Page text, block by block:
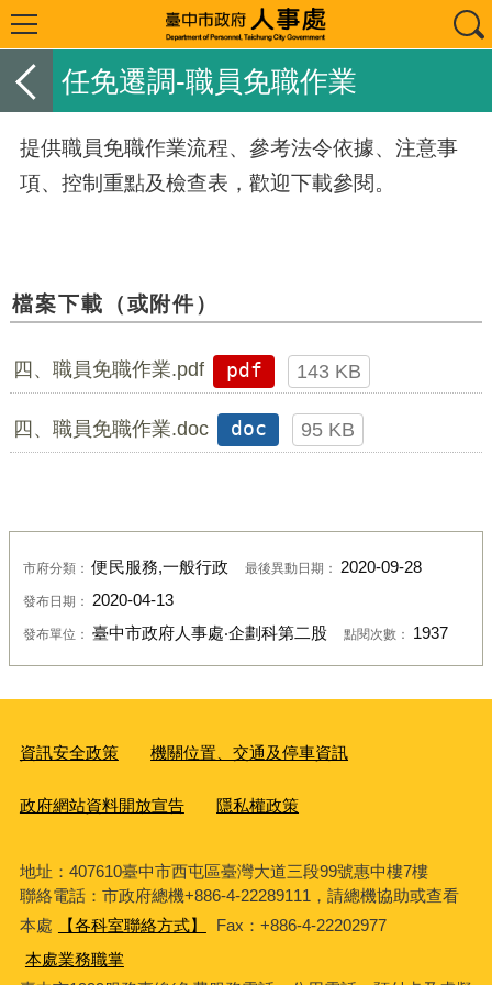
任免遷調-職員免職作業
提供職員免職作業流程、參考法令依據、注意事
項、控制重點及檢查表，歡迎下載參閱。
檔案下載（或附件）
四、職員免職作業.pdf pdf 143 KB
四、職員免職作業.doc doc 95 KB
市府分類：便民服務,一般行政 最後異動日期： 2020-09-28
發布日期： 2020-04-13
發布單位： 臺中市政府人事處‧企劃科第二股 點閱次數： 1937
資訊安全政策 機關位置、交通及停車資訊
政府網站資料開放宣告 隱私權政策
地址：407610臺中市西屯區臺灣大道三段99號惠中樓7樓
聯絡電話：市政府總機+886-4-22289111，請總機協助或查看
本處
【各科室聯絡方式】
Fax：+886-4-22202977
本處業務職掌